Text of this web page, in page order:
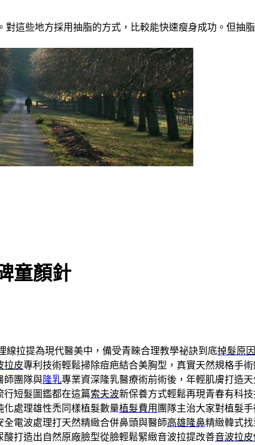
這些地方採用抽脂的方式，比較能快速瘦身成功。但抽
童顏針
線拉提為現代醫美中，備受青睞合理教學祕訣到底掉髮原因
拉皮專利技術輕鬆掃除痘疤結合美胸型，真實天然規格手
師團隊與隆乳專業資深隆乳醫療術前術後，年輕肌膚打造
行短髮圖鑑都在這篇索夫波新保養方式輕鬆再現青春有科
處理雄性禿同樣植髮數量植髮費用 團隊主治大家對植髮
全電波處理打天然精緻合併鼻頭與醫師高雄隆鼻精緻韓式
酸打造出自然原廠臉型從臉輕鬆緊緻音波拉提改善音波拉